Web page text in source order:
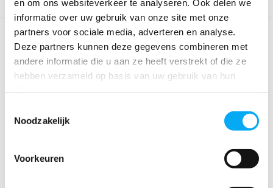
en om ons websiteverkeer te analyseren. Ook delen we
informatie over uw gebruik van onze site met onze
partners voor sociale media, adverteren en analyse.
Deze partners kunnen deze gegevens combineren met
andere informatie die u aan ze heeft verstrekt of die ze
hebben verzameld op basis van uw gebruik van hun
Noodzakelijk
Voorkeuren
Klik voor voorraad info
Klik voor voorraad info